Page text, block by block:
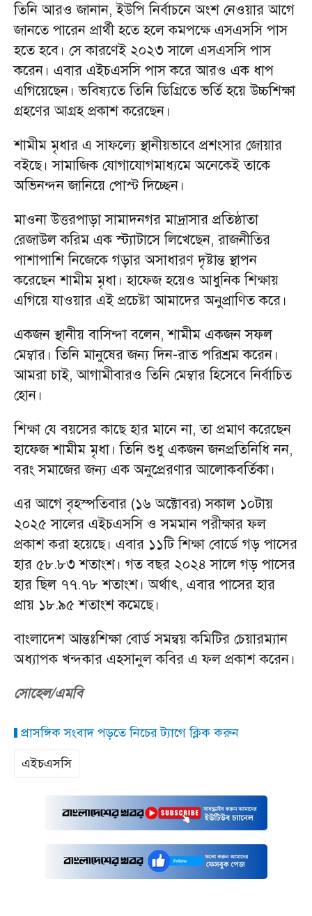
তিনি আরও জানান, ইউপি নির্বাচনে অংশ নেওয়ার আগে
জানতে পারেন প্রার্থী হতে হলে কমপক্ষে এসএসসি পাস
হতে হবে। সে কারণেই ২০২৩ সালে এসএসসি পাস
করেন। এবার এইচএসসি পাস করে আরও এক ধাপ
এগিয়েছেন। ভবিষ্যতে তিনি ডিগ্রিতে ভর্তি হয়ে উচ্চশিক্ষা
গ্রহণের আগ্রহ প্রকাশ করেছেন।
শামীম মৃধার এ সাফল্যে স্থানীয়ভাবে প্রশংসার জোয়ার
বইছে। সামাজিক যোগাযোগমাধ্যমে অনেকেই তাকে
অভিনন্দন জানিয়ে পোস্ট দিচ্ছেন।
মাওনা উত্তরপাড়া সামাদনগর মাদ্রাসার প্রতিষ্ঠাতা
রেজাউল করিম এক স্ট্যাটাসে লিখেছেন, রাজনীতির
পাশাপাশি নিজেকে গড়ার অসাধারণ দৃষ্টান্ত স্থাপন
করেছেন শামীম মৃধা। হাফেজ হয়েও আধুনিক শিক্ষায়
এগিয়ে যাওয়ার এই প্রচেষ্টা আমাদের অনুপ্রাণিত করে।
একজন স্থানীয় বাসিন্দা বলেন, শামীম একজন সফল
মেম্বার। তিনি মানুষের জন্য দিন-রাত পরিশ্রম করেন।
আমরা চাই, আগামীবারও তিনি মেম্বার হিসেবে নির্বাচিত
হোন।
শিক্ষা যে বয়সের কাছে হার মানে না, তা প্রমাণ করেছেন
হাফেজ শামীম মৃধা। তিনি শুধু একজন জনপ্রতিনিধি নন,
বরং সমাজের জন্য এক অনুপ্রেরণার আলোকবর্তিকা।
এর আগে বৃহস্পতিবার (১৬ অক্টোবর) সকাল ১০টায়
২০২৫ সালের এইচএসসি ও সমমান পরীক্ষার ফল
প্রকাশ করা হয়েছে। এবার ১১টি শিক্ষা বোর্ডে গড় পাসের
হার ৫৮.৮৩ শতাংশ। গত বছর ২০২৪ সালে গড় পাসের
হার ছিল ৭৭.৭৮ শতাংশ। অর্থাৎ, এবার পাসের হার
প্রায় ১৮.৯৫ শতাংশ কমেছে।
বাংলাদেশ আন্তঃশিক্ষা বোর্ড সমন্বয় কমিটির চেয়ারম্যান
অধ্যাপক খন্দকার এহসানুল কবির এ ফল প্রকাশ করেন।
সোহেল/এমবি
প্রাসঙ্গিক সংবাদ পড়তে নিচের ট্যাগে ক্লিক করুন
এইচএসসি